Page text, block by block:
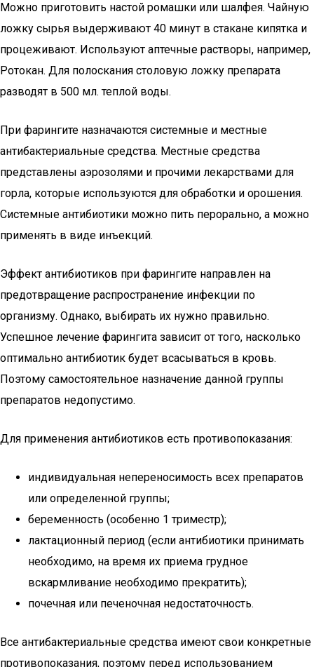
Можно приготовить настой ромашки или шалфея. Чайную
ложку сырья выдерживают 40 минут в стакане кипятка и
процеживают. Используют аптечные растворы, например,
Ротокан. Для полоскания столовую ложку препарата
разводят в 500 мл. теплой воды.
При фарингите назначаются системные и местные
антибактериальные средства. Местные средства
представлены аэрозолями и прочими лекарствами для
горла, которые используются для обработки и орошения.
Системные антибиотики можно пить перорально, а можно
применять в виде инъекций.
Эффект антибиотиков при фарингите направлен на
предотвращение распространение инфекции по
организму. Однако, выбирать их нужно правильно.
Успешное лечение фарингита зависит от того, насколько
оптимально антибиотик будет всасываться в кровь.
Поэтому самостоятельное назначение данной группы
препаратов недопустимо.
Для применения антибиотиков есть противопоказания:
индивидуальная непереносимость всех препаратов
или определенной группы;
беременность (особенно 1 триместр);
лактационный период (если антибиотики принимать
необходимо, на время их приема грудное
вскармливание необходимо прекратить);
почечная или печеночная недостаточность.
Все антибактериальные средства имеют свои конкретные
противопоказания, поэтому перед использованием